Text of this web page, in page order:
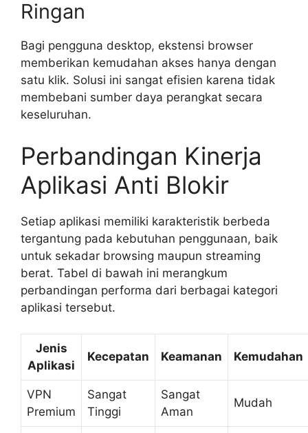
Ringan
Bagi pengguna desktop, ekstensi browser
memberikan kemudahan akses hanya dengan
satu klik. Solusi ini sangat efisien karena tidak
membebani sumber daya perangkat secara
keseluruhan.
Perbandingan Kinerja
Aplikasi Anti Blokir
Setiap aplikasi memiliki karakteristik berbeda
tergantung pada kebutuhan penggunaan, baik
untuk sekadar browsing maupun streaming
berat. Tabel di bawah ini merangkum
perbandingan performa dari berbagai kategori
aplikasi tersebut.
Jenis
Aplikasi
Kecepatan Keamanan Kemudahan
VPN
Premium
Sangat
Tinggi
Sangat
Aman
Mudah